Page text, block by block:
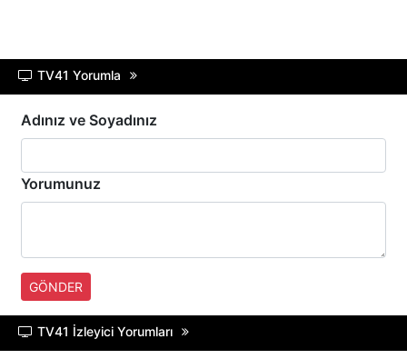
SöZCü TV
NTV
HABER GLOBAL
HALK TV
TV41 Yorumla
Adınız ve Soyadınız
Yorumunuz
GÖNDER
TV41 İzleyici Yorumları